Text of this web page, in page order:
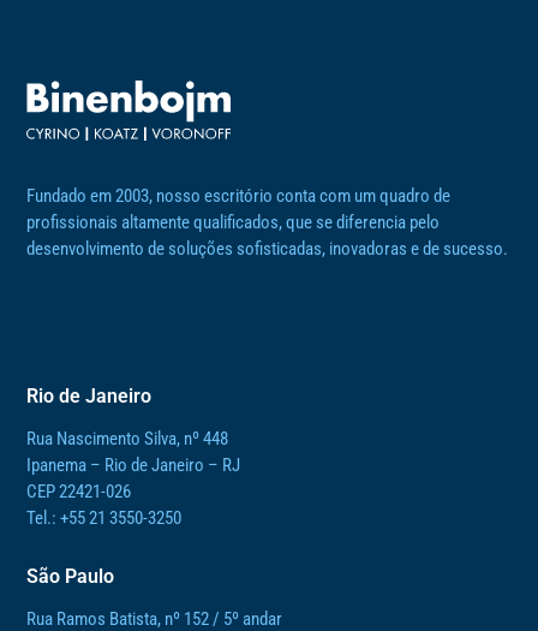
Fundado em 2003, nosso escritório conta com um quadro de
profissionais altamente qualificados, que se diferencia pelo
desenvolvimento de soluções sofisticadas, inovadoras e de sucesso.
Rio de Janeiro
Rua Nascimento Silva, nº 448
Ipanema – Rio de Janeiro – RJ
CEP 22421-026
Tel.: +55 21 3550-3250
São Paulo
Rua Ramos Batista, nº 152 / 5º andar